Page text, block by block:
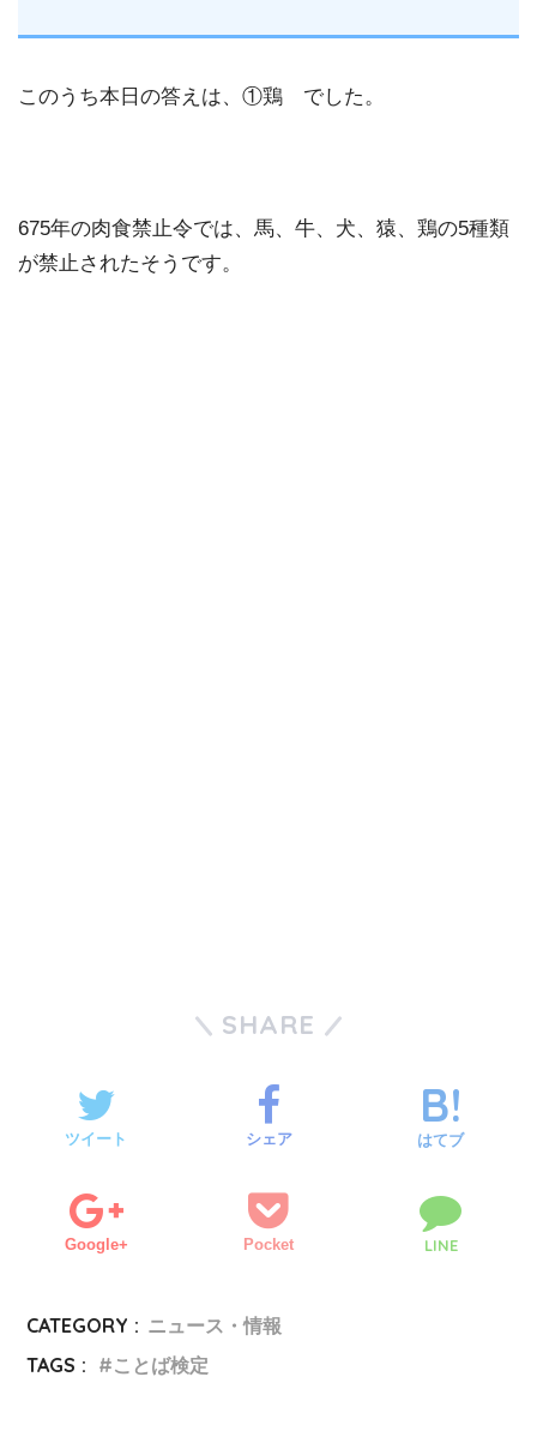
このうち本日の答えは、①鶏 でした。
675年の肉食禁止令では、馬、牛、犬、猿、鶏の5種類
が禁止されたそうです。
SHARE
ツイート シェア はてブ
Google+ Pocket LINE
CATEGORY : ニュース・情報
TAGS :
ことば検定